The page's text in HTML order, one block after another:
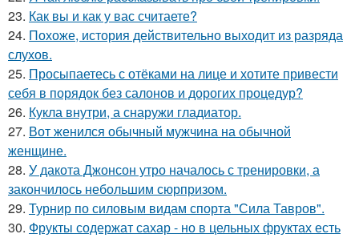
23. Как вы и как у вас считаете?
24. Похоже, история действительно выходит из разряда
слухов.
25. Просыпаетесь с отёками на лице и хотите привести
себя в порядок без салонов и дорогих процедур?
26. Кукла внутри, а снаружи гладиатор.
27. Вот женился обычный мужчина на обычной
женщине.
28. У дакота Джонсон утро началось с тренировки, а
закончилось небольшим сюрпризом.
29. Турнир по силовым видам спорта "Сила Тавров".
30. Фрукты содержат сахар - но в цельных фруктах есть